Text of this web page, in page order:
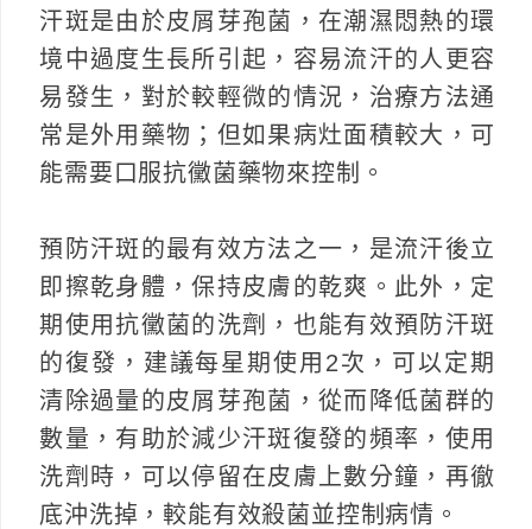
汗斑是由於皮屑芽孢菌，在潮濕悶熱的環
境中過度生長所引起，容易流汗的人更容
易發生，對於較輕微的情況，治療方法通
常是外用藥物；但如果病灶面積較大，可
能需要口服抗黴菌藥物來控制。
預防汗斑的最有效方法之一，是流汗後立
即擦乾身體，保持皮膚的乾爽。此外，定
期使用抗黴菌的洗劑，也能有效預防汗斑
的復發，建議每星期使用2次，可以定期
清除過量的皮屑芽孢菌，從而降低菌群的
數量，有助於減少汗斑復發的頻率，使用
洗劑時，可以停留在皮膚上數分鐘，再徹
底沖洗掉，較能有效殺菌並控制病情。